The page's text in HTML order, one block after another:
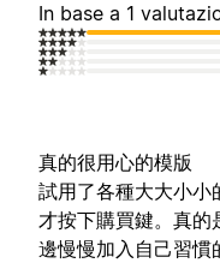
In base a 1
真的很用心的模版
試用了各種大大小小
才按下購買鍵。真的
邊慢慢加入自己習慣